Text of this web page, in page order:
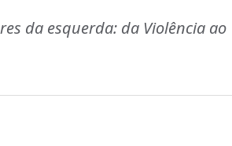
da esquerda: da Violência ao